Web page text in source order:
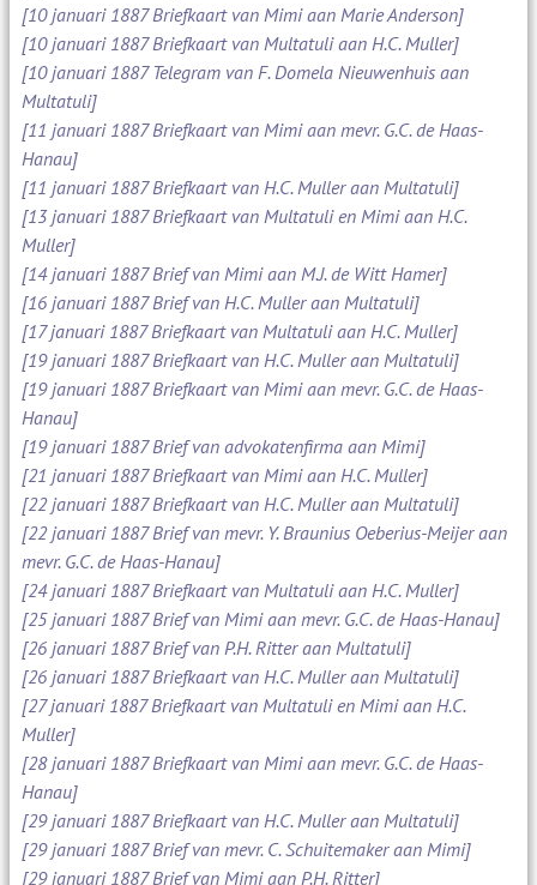
[10 januari 1887 Briefkaart van Mimi aan Marie Anderson]
[10 januari 1887 Briefkaart van Multatuli aan H.C. Muller]
[10 januari 1887 Telegram van F. Domela Nieuwenhuis aan
Multatuli]
[11 januari 1887 Briefkaart van Mimi aan mevr. G.C. de Haas-
Hanau]
[11 januari 1887 Briefkaart van H.C. Muller aan Multatuli]
[13 januari 1887 Briefkaart van Multatuli en Mimi aan H.C.
Muller]
[14 januari 1887 Brief van Mimi aan M.J. de Witt Hamer]
[16 januari 1887 Brief van H.C. Muller aan Multatuli]
[17 januari 1887 Briefkaart van Multatuli aan H.C. Muller]
[19 januari 1887 Briefkaart van H.C. Muller aan Multatuli]
[19 januari 1887 Briefkaart van Mimi aan mevr. G.C. de Haas-
Hanau]
[19 januari 1887 Brief van advokatenfirma aan Mimi]
[21 januari 1887 Briefkaart van Mimi aan H.C. Muller]
[22 januari 1887 Briefkaart van H.C. Muller aan Multatuli]
[22 januari 1887 Brief van mevr. Y. Braunius Oeberius-Meijer aan
mevr. G.C. de Haas-Hanau]
[24 januari 1887 Briefkaart van Multatuli aan H.C. Muller]
[25 januari 1887 Brief van Mimi aan mevr. G.C. de Haas-Hanau]
[26 januari 1887 Brief van P.H. Ritter aan Multatuli]
[26 januari 1887 Briefkaart van H.C. Muller aan Multatuli]
[27 januari 1887 Briefkaart van Multatuli en Mimi aan H.C.
Muller]
[28 januari 1887 Briefkaart van Mimi aan mevr. G.C. de Haas-
Hanau]
[29 januari 1887 Briefkaart van H.C. Muller aan Multatuli]
[29 januari 1887 Brief van mevr. C. Schuitemaker aan Mimi]
[29 januari 1887 Brief van Mimi aan P.H. Ritter]